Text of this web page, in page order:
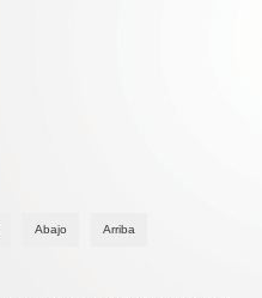
Arriba
Abajo